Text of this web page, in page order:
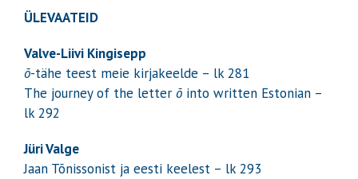
ÜLEVAATEID
Valve-Liivi Kingisepp
õ-tähe teest meie kirjakeelde – lk 281
The journey of the letter õ into written Estonian –
lk 292
Jüri Valge
Jaan Tõnissonist ja eesti keelest – lk 293